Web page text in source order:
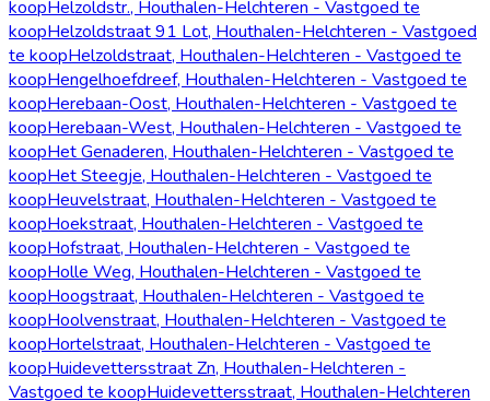
koopHelzoldstr., Houthalen-Helchteren - Vastgoed te
koopHelzoldstraat 91 Lot, Houthalen-Helchteren - Vastgoed
te koopHelzoldstraat, Houthalen-Helchteren - Vastgoed te
koopHengelhoefdreef, Houthalen-Helchteren - Vastgoed te
koopHerebaan-Oost, Houthalen-Helchteren - Vastgoed te
koopHerebaan-West, Houthalen-Helchteren - Vastgoed te
koopHet Genaderen, Houthalen-Helchteren - Vastgoed te
koopHet Steegje, Houthalen-Helchteren - Vastgoed te
koopHeuvelstraat, Houthalen-Helchteren - Vastgoed te
koopHoekstraat, Houthalen-Helchteren - Vastgoed te
koopHofstraat, Houthalen-Helchteren - Vastgoed te
koopHolle Weg, Houthalen-Helchteren - Vastgoed te
koopHoogstraat, Houthalen-Helchteren - Vastgoed te
koopHoolvenstraat, Houthalen-Helchteren - Vastgoed te
koopHortelstraat, Houthalen-Helchteren - Vastgoed te
koopHuidevettersstraat Zn, Houthalen-Helchteren -
Vastgoed te koopHuidevettersstraat, Houthalen-Helchteren